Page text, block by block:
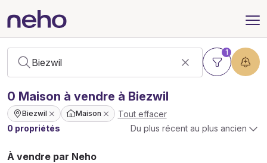
1
0 Maison à vendre à Biezwil
Biezwil Maison
Tout effacer
0 propriétés
Du plus récent au plus ancien
À vendre par Neho